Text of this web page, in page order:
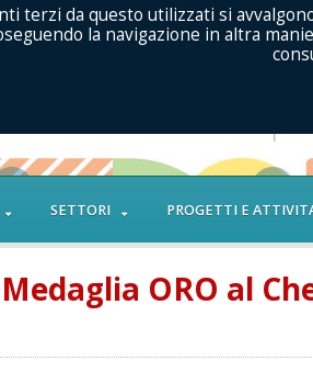
SETTORI PROGETTI E
ORO al
terzi da questo utilizzati si
la navigazione in altra